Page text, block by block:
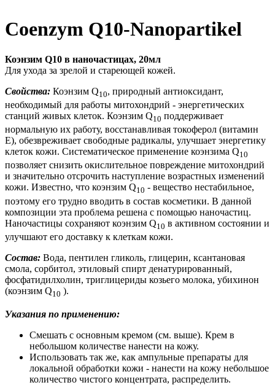
Coenzym Q10-Nanopartikel
Коэнзим Q10 в наночастицах, 20мл
Для ухода за зрелой и стареющей кожей.
Свойства: Коэнзим Q10, природ­ный антиоксидант,
необходимый для работы митохондрий - энер­гетических
станций живых кле­ток. Коэнзим Q10 поддерживает
нормальную их работу, восстанавливая токоферол (витамин
Е), обезвреживает свободные радикалы, улучшает энергетику
клеток кожи. Систематическое применение коэн­зима Q10
позволяет снизить окислительное повреждение митохондрий
и значительно отсрочить наступление возрастных изменений
кожи. Известно, что коэнзим Q10 - вещество нестабильное,
поэтому его тру­дно вводить в состав косметики. В данной
композиции эта проблема решена с помощью наночастиц.
Наночастицы сохраняют коэнзим Q10 в активном состоянии и
улучшают его доставку к клеткам кожи.
Состав: Вода, пентилен гликоль, глицерин, ксантановая
смола, сорбитол, этиловый спирт денатурированный,
фосфатидилхолин, триглицериды козь­его молока, убихинон
(коэнзим Q10 ).
Указания по применению:
Смешать с основным кремом (см. выше). Крем в
небольшом коли­честве нанести на кожу.
Использовать так же, как ампульные препараты для
локальной об­работки кожи - нанести на кожу небольшое
количество чистого кон­центрата, распределить.